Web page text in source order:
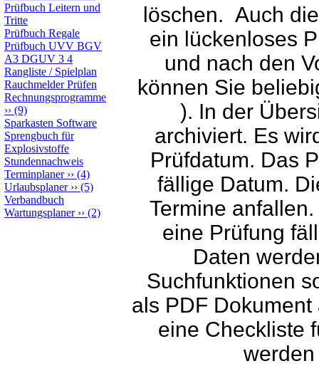
Prüfbuch Leitern und
Tritte
Prüfbuch Regale
Prüfbuch UVV BGV
A3 DGUV 3 4
Rangliste / Spielplan
Rauchmelder Prüfen
Rechnungsprogramme
›› (9)
Sparkasten Software
Sprengbuch für
Explosivstoffe
Stundennachweis
Terminplaner›› (4)
Urlaubsplaner›› (5)
Verbandbuch
Wartungsplaner›› (2)
löschen. Auch
ein lückenloses
und nach den
können Sie
). In der
archiviert. Es
Prüfdatum. Das
fällige Datum.
Termine
eine Prüfung
Daten
Suchfunktionen
als PDF
eine Checkliste
werden